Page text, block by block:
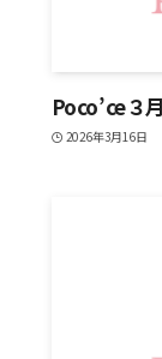
Poco’ce３
2026年3月16日